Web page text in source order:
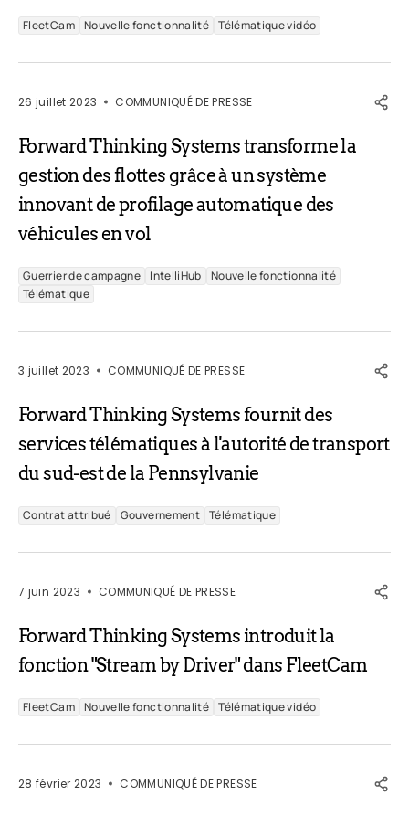
FleetCam Nouvelle fonctionnalité Télématique vidéo
26 juillet 2023 COMMUNIQUÉ DE PRESSE
Forward Thinking Systems transforme la
gestion des flottes grâce à un système
innovant de profilage automatique des
véhicules en vol
Guerrier de campagne IntelliHub
Nouvelle fonctionnalité
Télématique
3 juillet 2023 COMMUNIQUÉ DE PRESSE
Forward Thinking Systems fournit des
services télématiques à l'autorité de transport
du sud-est de la Pennsylvanie
Contrat attribué Gouvernement Télématique
7 juin 2023 COMMUNIQUÉ DE PRESSE
Forward Thinking Systems introduit la
fonction "Stream by Driver" dans FleetCam
FleetCam Nouvelle fonctionnalité Télématique vidéo
28 février 2023 COMMUNIQUÉ DE PRESSE